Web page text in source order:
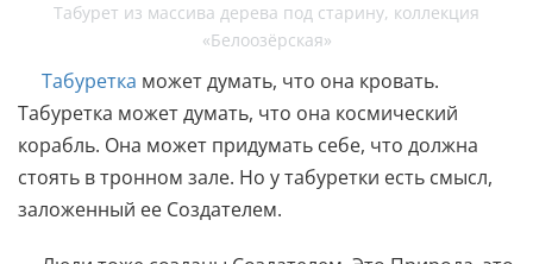
Табурет из массива дерева под старину, коллекция
«Белоозёрская»
Табуретка может думать, что она кровать.
Табуретка может думать, что она космический
корабль. Она может придумать себе, что должна
стоять в тронном зале. Но у табуретки есть смысл,
заложенный ее Создателем.